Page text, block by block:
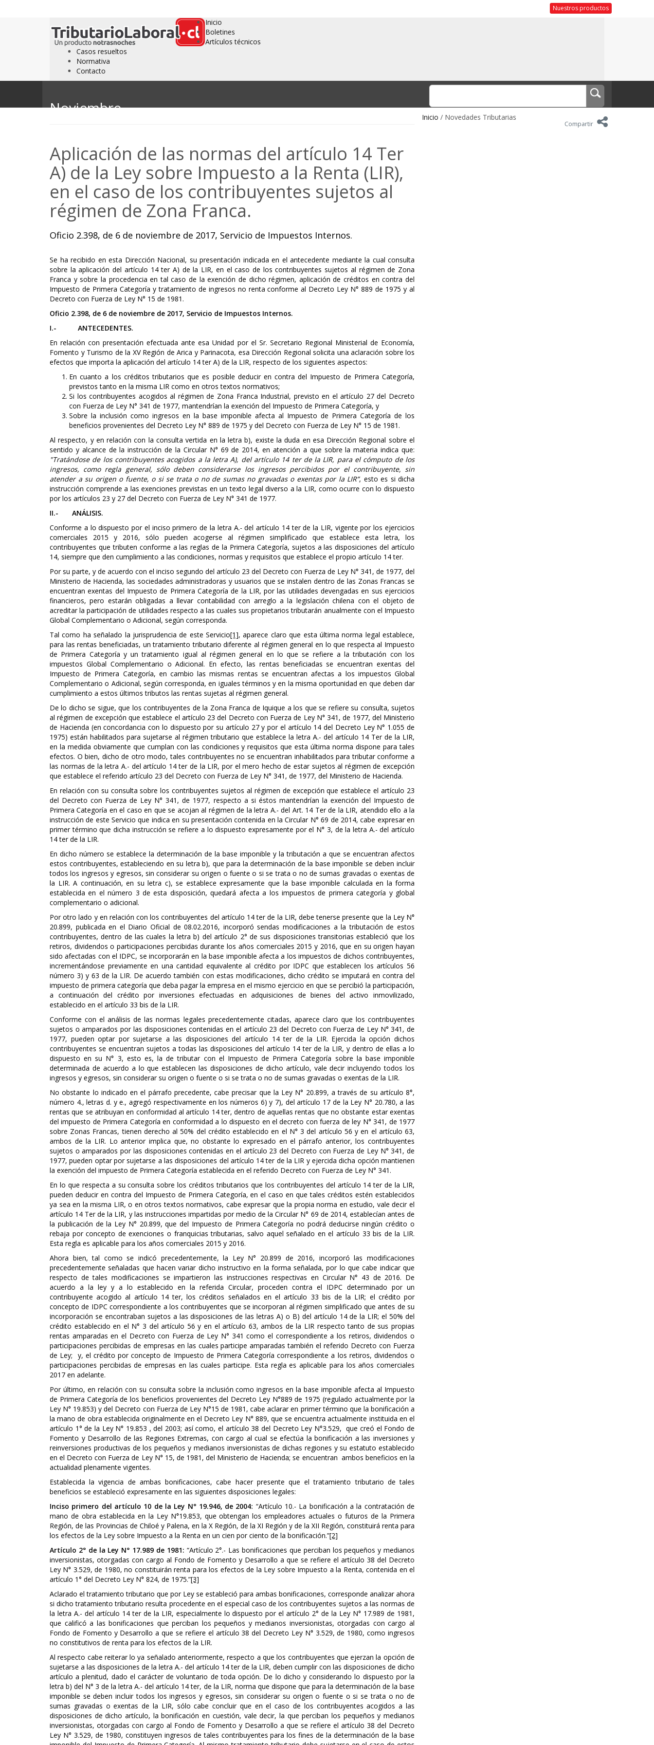
Nuestros productos
Inicio
Boletines
Artículos técnicos
Casos resueltos
Normativa
Contacto
Noviembre
Inicio / Novedades Tributarias
Compartir
Aplicación de las normas del artículo 14 Ter
A) de la Ley sobre Impuesto a la Renta (LIR),
en el caso de los contribuyentes sujetos al
régimen de Zona Franca.
Oficio 2.398, de 6 de noviembre de 2017, Servicio de Impuestos Internos.
Se ha recibido en esta Dirección Nacional, su presentación indicada en el antecedente mediante la cual consulta
sobre la aplicación del artículo 14 ter A) de la LIR, en el caso de los contribuyentes sujetos al régimen de Zona
Franca y sobre la procedencia en tal caso de la exención de dicho régimen, aplicación de créditos en contra del
Impuesto de Primera Categoría y tratamiento de ingresos no renta conforme al Decreto Ley N° 889 de 1975 y al
Decreto con Fuerza de Ley N° 15 de 1981.
Oficio 2.398, de 6 de noviembre de 2017, Servicio de Impuestos Internos.
I.- ANTECEDENTES.
En relación con presentación efectuada ante esa Unidad por el Sr. Secretario Regional Ministerial de Economía,
Fomento y Turismo de la XV Región de Arica y Parinacota, esa Dirección Regional solicita una aclaración sobre los
efectos que importa la aplicación del artículo 14 ter A) de la LIR, respecto de los siguientes aspectos:
En cuanto a los créditos tributarios que es posible deducir en contra del Impuesto de Primera Categoría,
previstos tanto en la misma LIR como en otros textos normativos;
Si los contribuyentes acogidos al régimen de Zona Franca Industrial, previsto en el artículo 27 del Decreto
con Fuerza de Ley N° 341 de 1977, mantendrían la exención del Impuesto de Primera Categoría, y
Sobre la inclusión como ingresos en la base imponible afecta al Impuesto de Primera Categoría de los
beneficios provenientes del Decreto Ley N° 889 de 1975 y del Decreto con Fuerza de Ley N° 15 de 1981.
Al respecto, y en relación con la consulta vertida en la letra b), existe la duda en esa Dirección Regional sobre el
sentido y alcance de la instrucción de la Circular N° 69 de 2014, en atención a que sobre la materia indica que:
"Tratándose de los contribuyentes acogidos a la letra A), del artículo 14 ter de la LIR, para el cómputo de los
ingresos, como regla general, sólo deben considerarse los ingresos percibidos por el contribuyente, sin
atender a su origen o fuente, o si se trata o no de sumas no gravadas o exentas por la LIR”, esto es si dicha
instrucción comprende a las exenciones previstas en un texto legal diverso a la LIR, como ocurre con lo dispuesto
por los artículos 23 y 27 del Decreto con Fuerza de Ley N° 341 de 1977.
II.- ANÁLISIS.
Conforme a lo dispuesto por el inciso primero de la letra A.- del artículo 14 ter de la LIR, vigente por los ejercicios
comerciales 2015 y 2016, sólo pueden acogerse al régimen simplificado que establece esta letra, los
contribuyentes que tributen conforme a las reglas de la Primera Categoría, sujetos a las disposiciones del artículo
14, siempre que den cumplimiento a las condiciones, normas y requisitos que establece el propio artículo 14 ter.
Por su parte, y de acuerdo con el inciso segundo del artículo 23 del Decreto con Fuerza de Ley N° 341, de 1977, del
Ministerio de Hacienda, las sociedades administradoras y usuarios que se instalen dentro de las Zonas Francas se
encuentran exentas del Impuesto de Primera Categoría de la LIR, por las utilidades devengadas en sus ejercicios
financieros, pero estarán obligadas a llevar contabilidad con arreglo a la legislación chilena con el objeto de
acreditar la participación de utilidades respecto a las cuales sus propietarios tributarán anualmente con el Impuesto
Global Complementario o Adicional, según corresponda.
Tal como ha señalado la jurisprudencia de este Servicio[1], aparece claro que esta última norma legal establece,
para las rentas beneficiadas, un tratamiento tributario diferente al régimen general en lo que respecta al Impuesto
de Primera Categoría y un tratamiento igual al régimen general en lo que se refiere a la tributación con los
impuestos Global Complementario o Adicional. En efecto, las rentas beneficiadas se encuentran exentas del
Impuesto de Primera Categoría, en cambio las mismas rentas se encuentran afectas a los impuestos Global
Complementario o Adicional, según corresponda, en iguales términos y en la misma oportunidad en que deben dar
cumplimiento a estos últimos tributos las rentas sujetas al régimen general.
De lo dicho se sigue, que los contribuyentes de la Zona Franca de Iquique a los que se refiere su consulta, sujetos
al régimen de excepción que establece el artículo 23 del Decreto con Fuerza de Ley N° 341, de 1977, del Ministerio
de Hacienda (en concordancia con lo dispuesto por su artículo 27 y por el artículo 14 del Decreto Ley N° 1.055 de
1975) están habilitados para sujetarse al régimen tributario que establece la letra A.- del artículo 14 Ter de la LIR,
en la medida obviamente que cumplan con las condiciones y requisitos que esta última norma dispone para tales
efectos. O bien, dicho de otro modo, tales contribuyentes no se encuentran inhabilitados para tributar conforme a
las normas de la letra A.- del artículo 14 ter de la LIR, por el mero hecho de estar sujetos al régimen de excepción
que establece el referido artículo 23 del Decreto con Fuerza de Ley N° 341, de 1977, del Ministerio de Hacienda.
En relación con su consulta sobre los contribuyentes sujetos al régimen de excepción que establece el artículo 23
del Decreto con Fuerza de Ley N° 341, de 1977, respecto a si éstos mantendrían la exención del Impuesto de
Primera Categoría en el caso en que se acojan al régimen de la letra A.- del Art. 14 Ter de la LIR, atendido ello a la
instrucción de este Servicio que indica en su presentación contenida en la Circular N° 69 de 2014, cabe expresar en
primer término que dicha instrucción se refiere a lo dispuesto expresamente por el N° 3, de la letra A.- del artículo
14 ter de la LIR.
En dicho número se establece la determinación de la base imponible y la tributación a que se encuentran afectos
estos contribuyentes, estableciendo en su letra b), que para la determinación de la base imponible se deben incluir
todos los ingresos y egresos, sin considerar su origen o fuente o si se trata o no de sumas gravadas o exentas de
la LIR. A continuación, en su letra c), se establece expresamente que la base imponible calculada en la forma
establecida en el número 3 de esta disposición, quedará afecta a los impuestos de primera categoría y global
complementario o adicional.
Por otro lado y en relación con los contribuyentes del artículo 14 ter de la LIR, debe tenerse presente que la Ley N°
20.899, publicada en el Diario Oficial de 08.02.2016, incorporó sendas modificaciones a la tributación de estos
contribuyentes, dentro de las cuales la letra b) del artículo 2° de sus disposiciones transitorias estableció que los
retiros, dividendos o participaciones percibidas durante los años comerciales 2015 y 2016, que en su origen hayan
sido afectadas con el IDPC, se incorporarán en la base imponible afecta a los impuestos de dichos contribuyentes,
incrementándose previamente en una cantidad equivalente al crédito por IDPC que establecen los artículos 56
número 3) y 63 de la LIR. De acuerdo también con estas modificaciones, dicho crédito se imputará en contra del
impuesto de primera categoría que deba pagar la empresa en el mismo ejercicio en que se percibió la participación,
a continuación del crédito por inversiones efectuadas en adquisiciones de bienes del activo inmovilizado,
establecido en el artículo 33 bis de la LIR.
Conforme con el análisis de las normas legales precedentemente citadas, aparece claro que los contribuyentes
sujetos o amparados por las disposiciones contenidas en el artículo 23 del Decreto con Fuerza de Ley N° 341, de
1977, pueden optar por sujetarse a las disposiciones del artículo 14 ter de la LIR. Ejercida la opción dichos
contribuyentes se encuentran sujetos a todas las disposiciones del artículo 14 ter de la LIR, y dentro de ellas a lo
dispuesto en su N° 3, esto es, la de tributar con el Impuesto de Primera Categoría sobre la base imponible
determinada de acuerdo a lo que establecen las disposiciones de dicho artículo, vale decir incluyendo todos los
ingresos y egresos, sin considerar su origen o fuente o si se trata o no de sumas gravadas o exentas de la LIR.
No obstante lo indicado en el párrafo precedente, cabe precisar que la Ley N° 20.899, a través de su artículo 8°,
número 4., letras d. y e., agregó respectivamente en los números 6) y 7), del artículo 17 de la Ley N° 20.780, a las
rentas que se atribuyan en conformidad al artículo 14 ter, dentro de aquellas rentas que no obstante estar exentas
del impuesto de Primera Categoría en conformidad a lo dispuesto en el decreto con fuerza de ley N° 341, de 1977
sobre Zonas Francas, tienen derecho al 50% del crédito establecido en el N° 3 del artículo 56 y en el artículo 63,
ambos de la LIR. Lo anterior implica que, no obstante lo expresado en el párrafo anterior, los contribuyentes
sujetos o amparados por las disposiciones contenidas en el artículo 23 del Decreto con Fuerza de Ley N° 341, de
1977, pueden optar por sujetarse a las disposiciones del artículo 14 ter de la LIR y ejercida dicha opción mantienen
la exención del impuesto de Primera Categoría establecida en el referido Decreto con Fuerza de Ley N° 341.
En lo que respecta a su consulta sobre los créditos tributarios que los contribuyentes del artículo 14 ter de la LIR,
pueden deducir en contra del Impuesto de Primera Categoría, en el caso en que tales créditos estén establecidos
ya sea en la misma LIR, o en otros textos normativos, cabe expresar que la propia norma en estudio, vale decir el
artículo 14 Ter de la LIR, y las instrucciones impartidas por medio de la Circular N° 69 de 2014, establecían antes de
la publicación de la Ley N° 20.899, que del Impuesto de Primera Categoría no podrá deducirse ningún crédito o
rebaja por concepto de exenciones o franquicias tributarias, salvo aquel señalado en el artículo 33 bis de la LIR.
Esta regla es aplicable para los años comerciales 2015 y 2016.
Ahora bien, tal como se indicó precedentemente, la Ley N° 20.899 de 2016, incorporó las modificaciones
precedentemente señaladas que hacen variar dicho instructivo en la forma señalada, por lo que cabe indicar que
respecto de tales modificaciones se impartieron las instrucciones respectivas en Circular N° 43 de 2016. De
acuerdo a la ley y a lo establecido en la referida Circular, proceden contra el IDPC determinado por un
contribuyente acogido al artículo 14 ter, los créditos señalados en el artículo 33 bis de la LIR; el crédito por
concepto de IDPC correspondiente a los contribuyentes que se incorporan al régimen simplificado que antes de su
incorporación se encontraban sujetos a las disposiciones de las letras A) o B) del artículo 14 de la LIR; el 50% del
crédito establecido en el N° 3 del artículo 56 y en el artículo 63, ambos de la LIR respecto tanto de sus propias
rentas amparadas en el Decreto con Fuerza de Ley N° 341 como el correspondiente a los retiros, dividendos o
participaciones percibidas de empresas en las cuales participe amparadas también el referido Decreto con Fuerza
de Ley; y, el crédito por concepto de Impuesto de Primera Categoría correspondiente a los retiros, dividendos o
participaciones percibidas de empresas en las cuales participe. Esta regla es aplicable para los años comerciales
2017 en adelante.
Por último, en relación con su consulta sobre la inclusión como ingresos en la base imponible afecta al Impuesto
de Primera Categoría de los beneficios provenientes del Decreto Ley N°889 de 1975 (regulado actualmente por la
Ley N° 19.853) y del Decreto con Fuerza de Ley N°15 de 1981, cabe aclarar en primer término que la bonificación a
la mano de obra establecida originalmente en el Decreto Ley N° 889, que se encuentra actualmente instituida en el
artículo 1° de la Ley N° 19.853 , del 2003; así como, el artículo 38 del Decreto Ley N°3.529, que creó el Fondo de
Fomento y Desarrollo de las Regiones Extremas, con cargo al cual se efectúa la bonificación a las inversiones y
reinversiones productivas de los pequeños y medianos inversionistas de dichas regiones y su estatuto establecido
en el Decreto con Fuerza de Ley N° 15, de 1981, del Ministerio de Hacienda; se encuentran ambos beneficios en la
actualidad plenamente vigentes.
Establecida la vigencia de ambas bonificaciones, cabe hacer presente que el tratamiento tributario de tales
beneficios se estableció expresamente en las siguientes disposiciones legales:
Inciso primero del artículo 10 de la Ley N° 19.946, de 2004: “Artículo 10.- La bonificación a la contratación de
mano de obra establecida en la Ley N°19.853, que obtengan los empleadores actuales o futuros de la Primera
Región, de las Provincias de Chiloé y Palena, en la X Región, de la XI Región y de la XII Región, constituirá renta para
los efectos de la Ley sobre Impuesto a la Renta en un cien por ciento de la bonificación.”[2]
Artículo 2° de la Ley N° 17.989 de 1981: “Artículo 2°.- Las bonificaciones que perciban los pequeños y medianos
inversionistas, otorgadas con cargo al Fondo de Fomento y Desarrollo a que se refiere el artículo 38 del Decreto
Ley N° 3.529, de 1980, no constituirán renta para los efectos de la Ley sobre Impuesto a la Renta, contenida en el
artículo 1° del Decreto Ley N° 824, de 1975.”[3]
Aclarado el tratamiento tributario que por Ley se estableció para ambas bonificaciones, corresponde analizar ahora
si dicho tratamiento tributario resulta procedente en el especial caso de los contribuyentes sujetos a las normas de
la letra A.- del artículo 14 ter de la LIR, especialmente lo dispuesto por el artículo 2° de la Ley N° 17.989 de 1981,
que calificó a las bonificaciones que perciban los pequeños y medianos inversionistas, otorgadas con cargo al
Fondo de Fomento y Desarrollo a que se refiere el artículo 38 del Decreto Ley N° 3.529, de 1980, como ingresos
no constitutivos de renta para los efectos de la LIR.
Al respecto cabe reiterar lo ya señalado anteriormente, respecto a que los contribuyentes que ejerzan la opción de
sujetarse a las disposiciones de la letra A.- del artículo 14 ter de la LIR, deben cumplir con las disposiciones de dicho
artículo a plenitud, dado el carácter de voluntario de toda opción. De lo dicho y considerando lo dispuesto por la
letra b) del N° 3 de la letra A.- del artículo 14 ter, de la LIR, norma que dispone que para la determinación de la base
imponible se deben incluir todos los ingresos y egresos, sin considerar su origen o fuente o si se trata o no de
sumas gravadas o exentas de la LIR, sólo cabe concluir que en el caso de los contribuyentes acogidos a las
disposiciones de dicho artículo, la bonificación en cuestión, vale decir, la que perciban los pequeños y medianos
inversionistas, otorgadas con cargo al Fondo de Fomento y Desarrollo a que se refiere el artículo 38 del Decreto
Ley N° 3.529, de 1980, constituyen ingresos de tales contribuyentes para los fines de la determinación de la base